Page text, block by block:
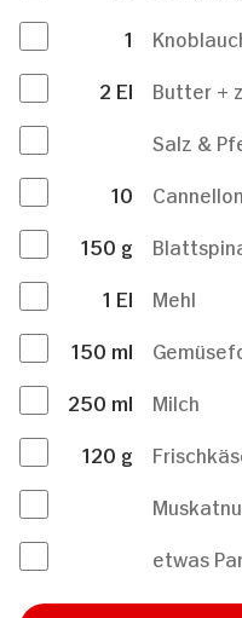
1
2 El
Butter +
Salz &
10
150 g
1 El
Mehl
150 ml
250 ml
Milch
120 g
etwas